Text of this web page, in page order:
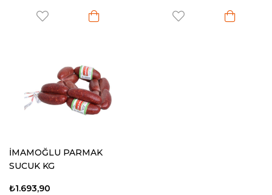
İMAMOĞLU PARMAK
SUCUK KG
₺1.693,90